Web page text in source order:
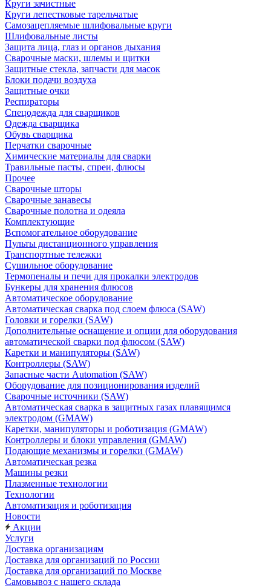
Круги зачистные
Круги лепестковые тарельчатые
Самозацепляемые шлифовальные круги
Шлифовальные листы
Защита лица, глаз и органов дыхания
Сварочные маски, шлемы и щитки
Защитные стекла, запчасти для масок
Блоки подачи воздуха
Защитные очки
Респираторы
Спецодежда для сварщиков
Одежда сварщика
Обувь сварщика
Перчатки сварочные
Химические материалы для сварки
Травильные пасты, спреи, флюсы
Прочее
Сварочные шторы
Сварочные занавесы
Сварочные полотна и одеяла
Комплектующие
Вспомогательное оборудование
Пульты дистанционного управления
Транспортные тележки
Сушильное оборудование
Термопеналы и печи для прокалки электродов
Бункеры для хранения флюсов
Автоматическое оборудование
Автоматическая сварка под слоем флюса (SAW)
Головки и горелки (SAW)
Дополнительные оснащение и опции для оборудования
автоматической сварки под флюсом (SAW)
Каретки и манипуляторы (SAW)
Контроллеры (SAW)
Запасные части Automation (SAW)
Оборудование для позиционирования изделий
Сварочные источники (SAW)
Автоматическая сварка в защитных газах плавящимся
электродом (GMAW)
Каретки, манипуляторы и роботизация (GMAW)
Контроллеры и блоки управления (GMAW)
Подающие механизмы и горелки (GMAW)
Автоматическая резка
Машины резки
Плазменные технологии
Технологии
Автоматизация и роботизация
Новости
Акции
Услуги
Доставка организациям
Доставка для организаций по России
Доставка для организаций по Москве
Самовывоз с нашего склада